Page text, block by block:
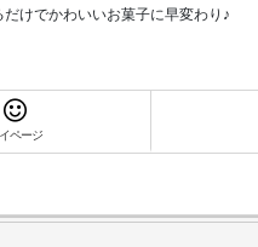
けでかわいいお菓子に早変わり♪
ページ